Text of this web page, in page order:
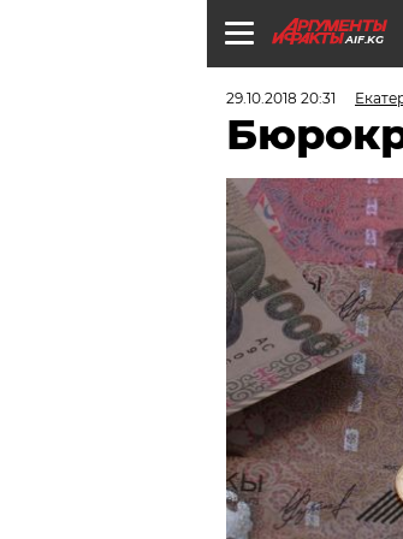
AIF.KG
29.10.2018 20:31